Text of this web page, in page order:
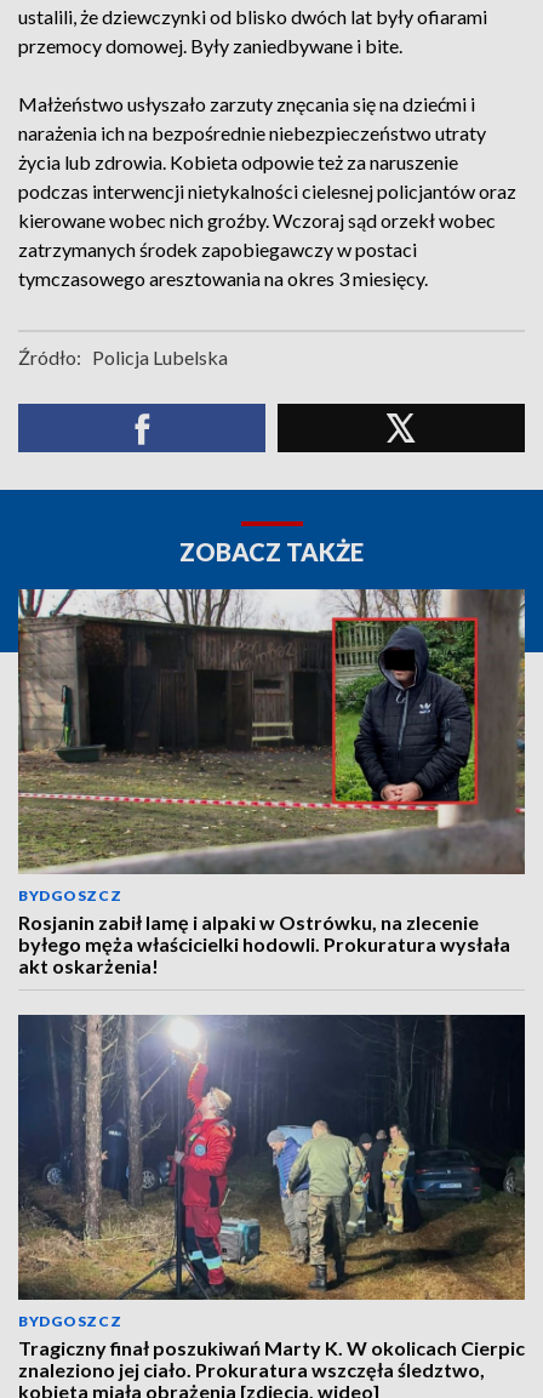
ustalili, że dziewczynki od blisko dwóch lat były ofiarami
przemocy domowej. Były zaniedbywane i bite.
Małżeństwo usłyszało zarzuty znęcania się na dziećmi i
narażenia ich na bezpośrednie niebezpieczeństwo utraty
życia lub zdrowia. Kobieta odpowie też za naruszenie
podczas interwencji nietykalności cielesnej policjantów oraz
kierowane wobec nich groźby. Wczoraj sąd orzekł wobec
zatrzymanych środek zapobiegawczy w postaci
tymczasowego aresztowania na okres 3 miesięcy.
Źródło: Policja Lubelska
ZOBACZ TAKŻE
BYDGOSZCZ
Rosjanin zabił lamę i alpaki w Ostrówku, na zlecenie
byłego męża właścicielki hodowli. Prokuratura wysłała
akt oskarżenia!
BYDGOSZCZ
Tragiczny finał poszukiwań Marty K. W okolicach Cierpic
znaleziono jej ciało. Prokuratura wszczęła śledztwo,
kobieta miała obrażenia [zdjęcia, wideo]